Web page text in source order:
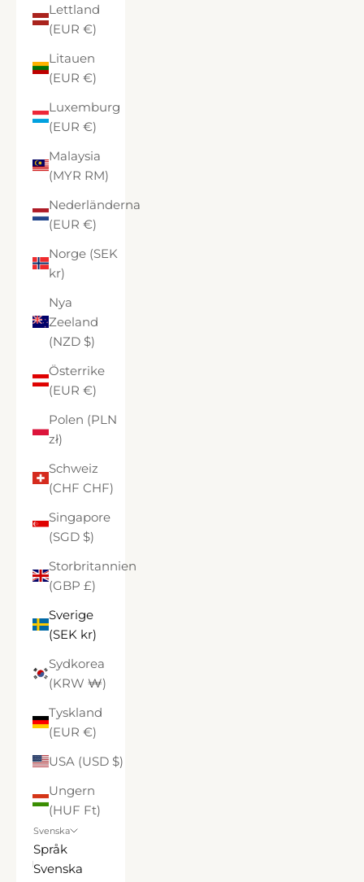
Lettland
(EUR €)
Litauen
(EUR €)
Luxemburg
(EUR €)
Malaysia
(MYR RM)
Nederländerna
(EUR €)
Norge (SEK
kr)
Nya
Zeeland
(NZD $)
Österrike
(EUR €)
Polen (PLN
zł)
Schweiz
(CHF CHF)
Singapore
(SGD $)
Storbritannien
(GBP £)
Sverige
(SEK kr)
Sydkorea
(KRW ₩)
Tyskland
(EUR €)
USA (USD $)
Ungern
(HUF Ft)
Svenska
Språk
Svenska